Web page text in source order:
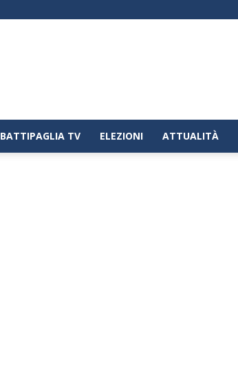
BATTIPAGLIA TV ELEZIONI ATTUALITÀ